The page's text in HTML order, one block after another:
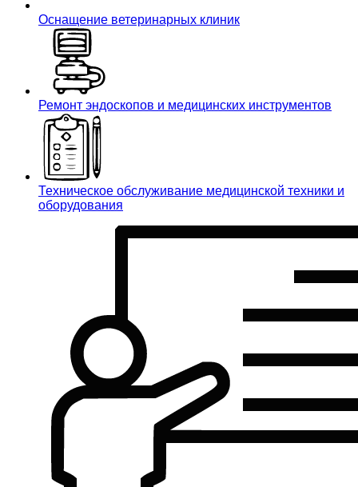
Оснащение ветеринарных клиник
Ремонт эндоскопов и медицинских инструментов
Техническое обслуживание медицинской техники и
оборудования